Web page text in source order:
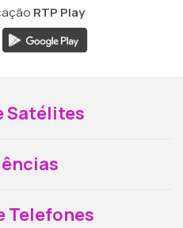
RTP Play
Satélites
Telefones